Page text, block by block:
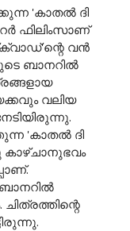
'കാതൽ ദി
ഫിലിംസാണ്
വൻ
ബാനറിൽ
വലിയ
'കാതൽ ദി